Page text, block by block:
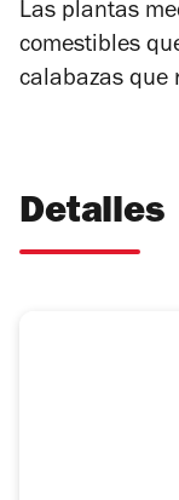
Las plantas
comestibles
calabazas que
Detalles